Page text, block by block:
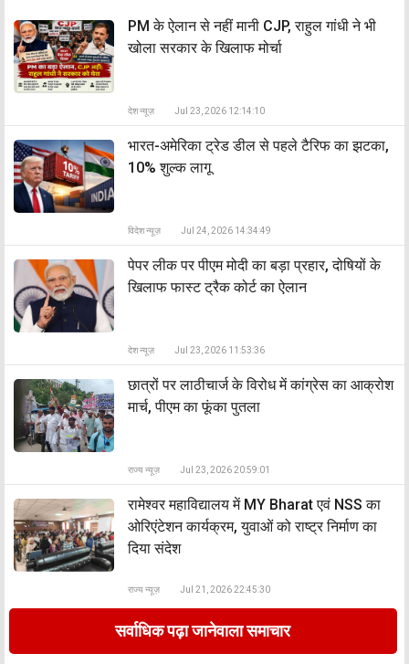
PM के ऐलान से नहीं मानी CJP, राहुल गांधी ने भी
खोला सरकार के खिलाफ मोर्चा
देश न्यूज़ Jul 23, 2026 12:14:10
भारत-अमेरिका ट्रेड डील से पहले टैरिफ का झटका,
10% शुल्क लागू
विदेश न्यूज़ Jul 24, 2026 14:34:49
पेपर लीक पर पीएम मोदी का बड़ा प्रहार, दोषियों के
खिलाफ फास्ट ट्रैक कोर्ट का ऐलान
देश न्यूज़ Jul 23, 2026 11:53:36
छात्रों पर लाठीचार्ज के विरोध में कांग्रेस का आक्रोश
मार्च, पीएम का फूंका पुतला
राज्य न्यूज़ Jul 23, 2026 20:59:01
रामेश्वर महाविद्यालय में MY Bharat एवं NSS का
ओरिएंटेशन कार्यक्रम, युवाओं को राष्ट्र निर्माण का
दिया संदेश
राज्य न्यूज़ Jul 21, 2026 22:45:30
सर्वाधिक पढ़ा जानेवाला समाचार